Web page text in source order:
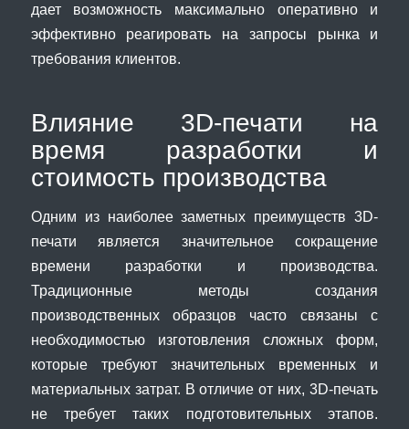
дает возможность максимально оперативно и
эффективно реагировать на запросы рынка и
требования клиентов.
Влияние 3D-печати на
время разработки и
стоимость производства
Одним из наиболее заметных преимуществ 3D-
печати является значительное сокращение
времени разработки и производства.
Традиционные методы создания
производственных образцов часто связаны с
необходимостью изготовления сложных форм,
которые требуют значительных временных и
материальных затрат. В отличие от них, 3D-печать
не требует таких подготовительных этапов.